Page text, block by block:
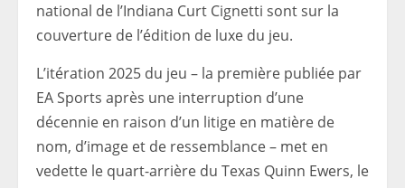
national de l’Indiana Curt Cignetti sont sur la
couverture de l’édition de luxe du jeu.
L’itération 2025 du jeu – la première publiée par
EA Sports après une interruption d’une
décennie en raison d’un litige en matière de
nom, d’image et de ressemblance – met en
vedette le quart-arrière du Texas Quinn Ewers, le